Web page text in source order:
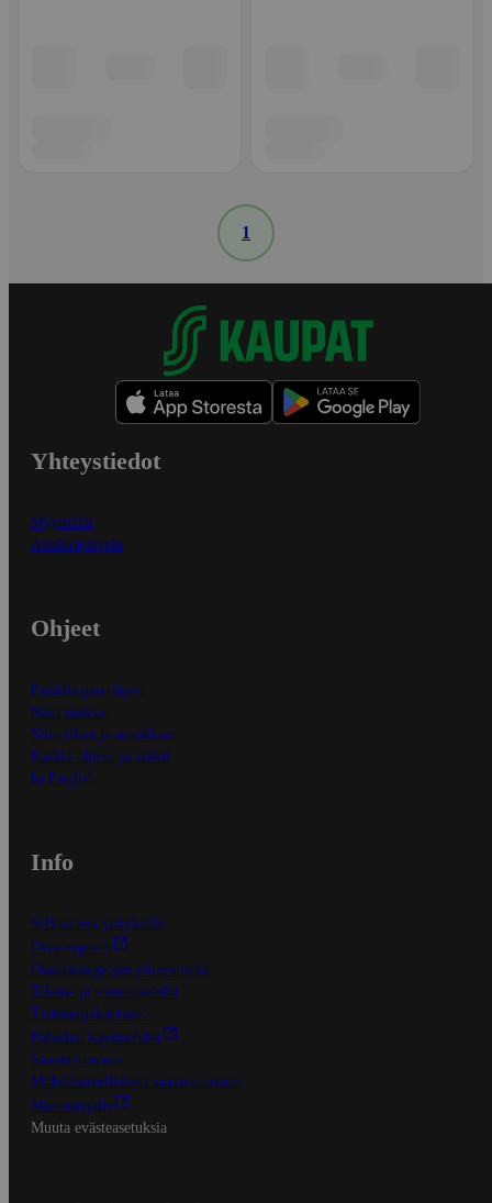
1
Yhteystiedot
Myymälät
Asiakaspalvelu
Ohjeet
Ensitilaajan ohjeet
Näin maksat
Näin tilaat ja muokkaat
Kaikki ohjeet ja vinkit
In English
Info
S-Business yrityksille
Oiva-raportit
Osuuskauppojen yhteystiedot
Tilaus- ja toimitusehdot
Tietosuojakäytäntö
Palvelun käyttöehdot
Saavutettavuus
Mobiilisovelluksen saavutettavuus
Mainostajalle
Muuta evästeasetuksia